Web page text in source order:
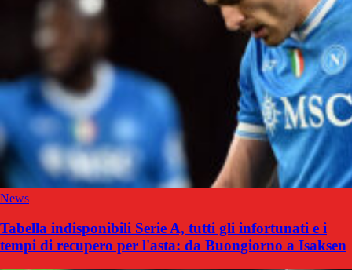
News
Tabella indisponibili Serie A, tutti gli infortunati e i
tempi di recupero per l'asta: da Buongiorno a Isaksen